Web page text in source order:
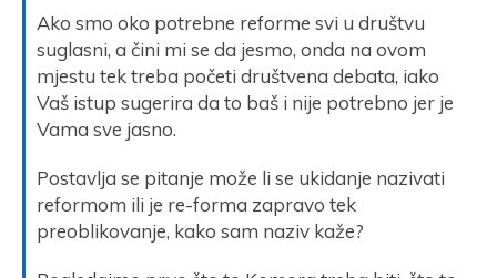
Ako smo oko potrebne reforme svi u društvu
suglasni, a čini mi se da jesmo, onda na ovom
mjestu tek treba početi društvena debata, iako
Vaš istup sugerira da to baš i nije potrebno jer je
Vama sve jasno.
Postavlja se pitanje može li se ukidanje nazivati
reformom ili je re-forma zapravo tek
preoblikovanje, kako sam naziv kaže?